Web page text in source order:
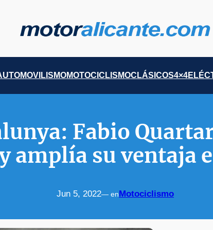
MOTOCICLISMOCLÁSICOS4×4
Fabio
amplía su ventaja
Jun 5, 2022— enMotociclismo